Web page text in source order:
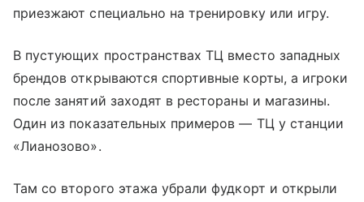
приезжают специально на тренировку или игру.
В пустующих пространствах ТЦ вместо западных
брендов открываются спортивные корты, а игроки
после занятий заходят в рестораны и магазины.
Один из показательных примеров — ТЦ у станции
«Лианозово».
Там со второго этажа убрали фудкорт и открыли